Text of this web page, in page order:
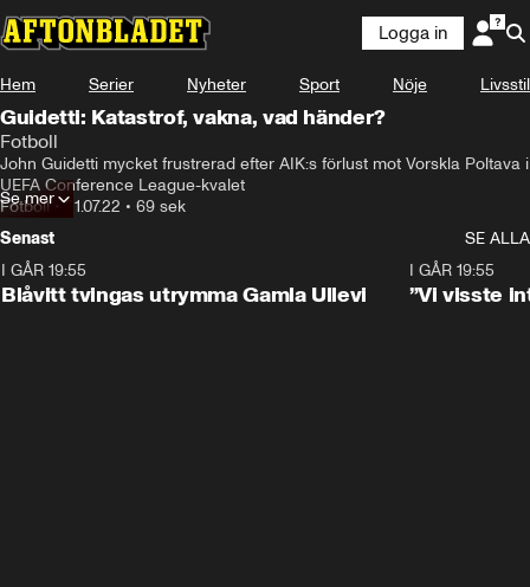
Logga in
Hem Serier Nyheter Sport Nöje Livsstil
Guidetti: Katastrof, vakna, vad händer?
Fotboll
John Guidetti mycket frustrerad efter AIK:s förlust mot Vorskla Poltava i
UEFA Conference League-kvalet
Fotboll•21.07.22 • 69 sek
Se mer
Senast
SE ALLA
I GÅR 19:55
Blåvitt tvingas utrymma Gamla Ullevi
I GÅR 19:55
”Vi visste